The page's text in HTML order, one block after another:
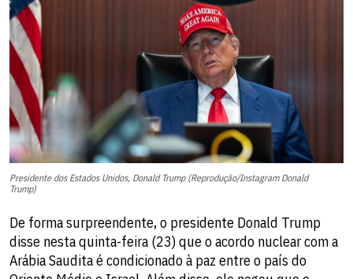
Presidente dos Estados Unidos, Donald Trump (Reprodução/Instagram Donald
Trump)
De forma surpreendente, o presidente Donald Trump
disse nesta quinta-feira (23) que o acordo nuclear com a
Arábia Saudita é condicionado à paz entre o país do